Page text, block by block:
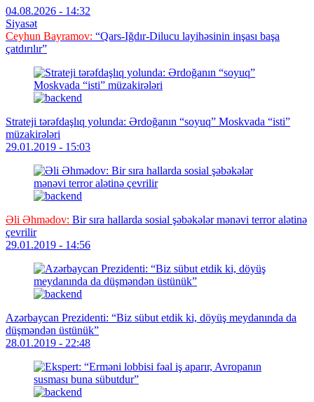
04.08.2026 - 14:32
Siyasət
Ceyhun Bayramov: “Qars-Iğdır-Dilucu layihəsinin inşası başa
çatdırılır”
Strateji tərəfdaşlıq yolunda: Ərdoğanın “soyuq” Moskvada “isti”
müzakirələri
29.01.2019 - 15:03
Əli Əhmədov: Bir sıra hallarda sosial şəbəkələr mənəvi terror alətinə
çevrilir
29.01.2019 - 14:56
Azərbaycan Prezidenti: “Biz sübut etdik ki, döyüş meydanında da
düşməndən üstünük”
28.01.2019 - 22:48